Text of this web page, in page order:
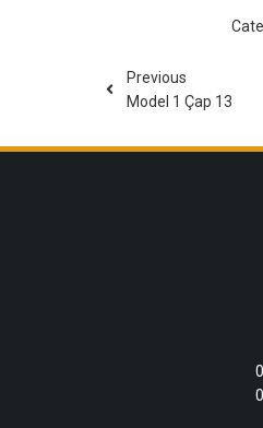
Previous
Model 1 Çap 13